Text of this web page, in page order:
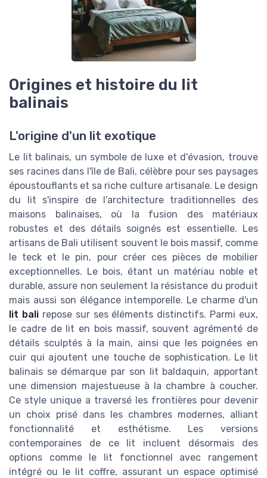
Origines et histoire du lit
balinais
L'origine d'un lit exotique
Le lit balinais, un symbole de luxe et d'évasion, trouve
ses racines dans l'île de Bali, célèbre pour ses paysages
époustouflants et sa riche culture artisanale. Le design
du lit s'inspire de l'architecture traditionnelles des
maisons balinaises, où la fusion des matériaux
robustes et des détails soignés est essentielle. Les
artisans de Bali utilisent souvent le bois massif, comme
le teck et le pin, pour créer ces pièces de mobilier
exceptionnelles. Le bois, étant un matériau noble et
durable, assure non seulement la résistance du produit
mais aussi son élégance intemporelle. Le charme d'un
lit balirepose sur ses éléments distinctifs. Parmi eux,
le cadre de lit en bois massif, souvent agrémenté de
détails sculptés à la main, ainsi que les poignées en
cuir qui ajoutent une touche de sophistication. Le lit
balinais se démarque par son lit baldaquin, apportant
une dimension majestueuse à la chambre à coucher.
Ce style unique a traversé les frontières pour devenir
un choix prisé dans les chambres modernes, alliant
fonctionnalité et esthétisme. Les versions
contemporaines de ce lit incluent désormais des
options comme le lit fonctionnel avec rangement
intégré ou le lit coffre, assurant un espace optimisé